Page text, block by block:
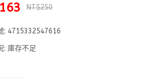
NT$250
: 4715332547616
: 庫存不足